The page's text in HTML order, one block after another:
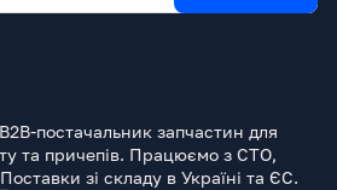
постачальник запчастин для
та причепів. Працюємо з СТО,
зі складу в Україні та ЄС.